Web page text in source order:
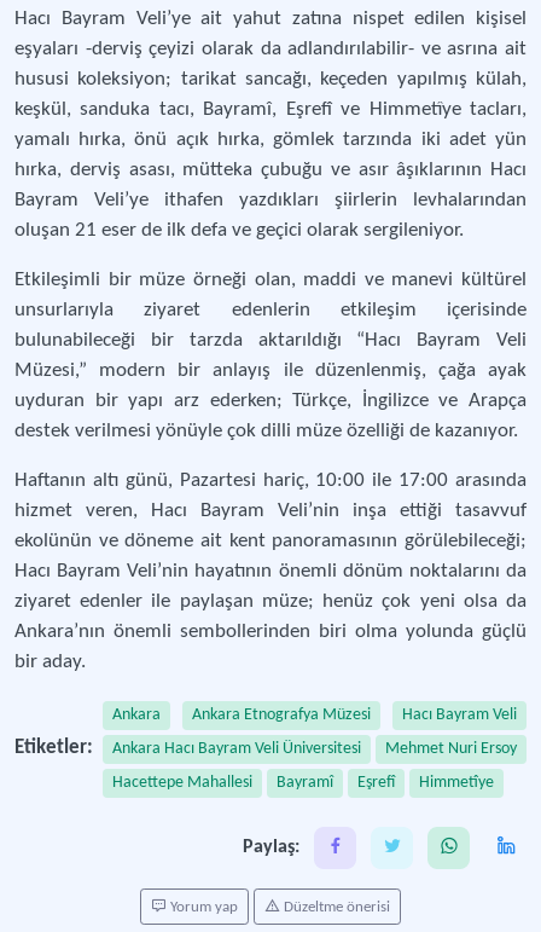
Hacı Bayram Veli’ye ait yahut zatına nispet edilen kişisel
eşyaları -derviş çeyizi olarak da adlandırılabilir- ve asrına ait
hususi koleksiyon; tarikat sancağı, keçeden yapılmış külah,
keşkül, sanduka tacı, Bayramî, Eşrefî ve Himmetîye tacları,
yamalı hırka, önü açık hırka, gömlek tarzında iki adet yün
hırka, derviş asası, mütteka çubuğu ve asır âşıklarının Hacı
Bayram Veli’ye ithafen yazdıkları şiirlerin levhalarından
oluşan 21 eser de ilk defa ve geçici olarak sergileniyor.
Etkileşimli bir müze örneği olan, maddi ve manevi kültürel
unsurlarıyla ziyaret edenlerin etkileşim içerisinde
bulunabileceği bir tarzda aktarıldığı “Hacı Bayram Veli
Müzesi,” modern bir anlayış ile düzenlenmiş, çağa ayak
uyduran bir yapı arz ederken; Türkçe, İngilizce ve Arapça
destek verilmesi yönüyle çok dilli müze özelliği de kazanıyor.
Haftanın altı günü, Pazartesi hariç, 10:00 ile 17:00 arasında
hizmet veren, Hacı Bayram Veli’nin inşa ettiği tasavvuf
ekolünün ve döneme ait kent panoramasının görülebileceği;
Hacı Bayram Veli’nin hayatının önemli dönüm noktalarını da
ziyaret edenler ile paylaşan müze; henüz çok yeni olsa da
Ankara’nın önemli sembollerinden biri olma yolunda güçlü
bir aday.
Etiketler:
Ankara Ankara Etnografya Müzesi
Hacı Bayram Veli
Ankara Hacı Bayram Veli Üniversitesi
Mehmet Nuri Ersoy
Hacettepe Mahallesi
Bayramî Eşrefî Himmetîye
Paylaş:
Yorum yap Düzeltme önerisi